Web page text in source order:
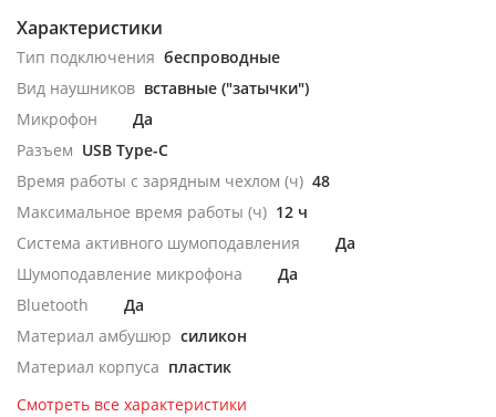
Характеристики
Тип подключения беспроводные
Вид наушников вставные ("затычки")
Микрофон
Да
Разъем USB Type-C
Время работы с зарядным чехлом (ч) 48
Максимальное время работы (ч) 12 ч
Система активного шумоподавления
Да
Шумоподавление микрофона
Да
Bluetooth
Да
Материал амбушюр силикон
Материал корпуса пластик
Смотреть все характеристики